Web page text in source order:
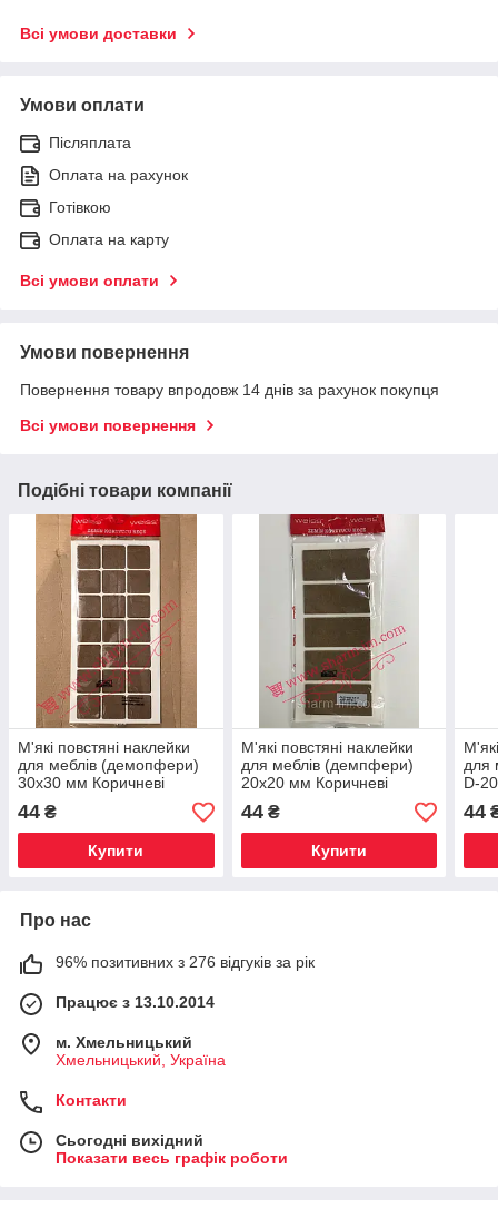
Всі умови доставки
Умови оплати
Післяплата
Оплата на рахунок
Готівкою
Оплата на карту
Всі умови оплати
Умови повернення
Повернення товару впродовж 14 днів за рахунок покупця
Всі умови повернення
Подібні товари компанії
М'які повстяні наклейки
для меблів (демопфери)
30х30 мм Коричневі
44 ₴
Купити
М'які повстяні наклейки
для меблів (демпфери)
20х20 мм Коричневі
44₴
Купити
для
D-
44
Про нас
96% позитивних з 276 відгуків за рік
Працює з 13.10.2014
м. Хмельницький
Хмельницький, Україна
Контакти
Сьогодні вихідний
Показати весь графік роботи